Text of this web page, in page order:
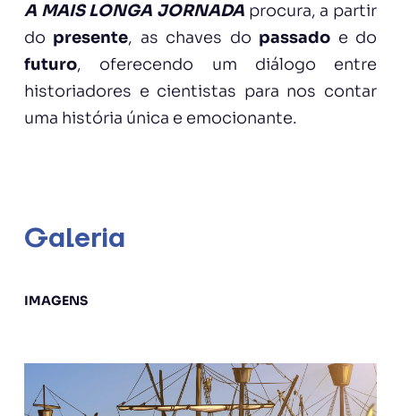
A MAIS LONGA JORNADA procura, a partir
do presente, as chaves do passado e do
futuro, oferecendo um diálogo entre
historiadores e cientistas para nos contar
uma história única e emocionante.
Galeria
IMAGENS